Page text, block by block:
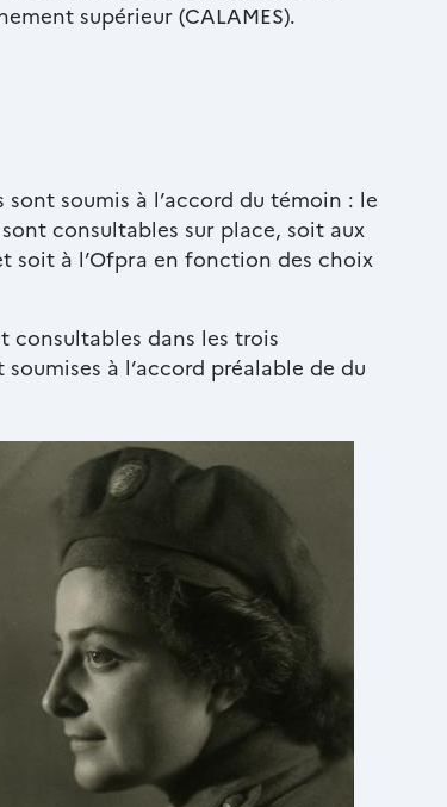
supérieur (CALAMES).
soumis à l’accord du témoin : le
sont consultables sur place, soit aux
soit à l’Ofpra en fonction des choix
consultables dans les trois
à l’accord préalable de du